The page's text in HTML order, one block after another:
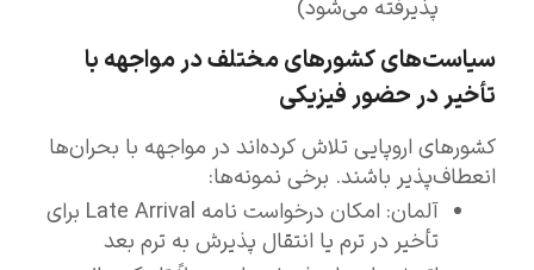
پذیرفته می‌شود)
سیاست‌های کشورهای مختلف در مواجهه با
تأخیر در حضور فیزیکی
کشورهای اروپایی تلاش کرده‌اند در مواجهه با بحران‌ها
انعطاف‌پذیر باشند. برخی نمونه‌ها:
آلمان: امکان درخواست نامه Late Arrival برای
تأخیر در ترم یا انتقال پذیرش به ترم بعد